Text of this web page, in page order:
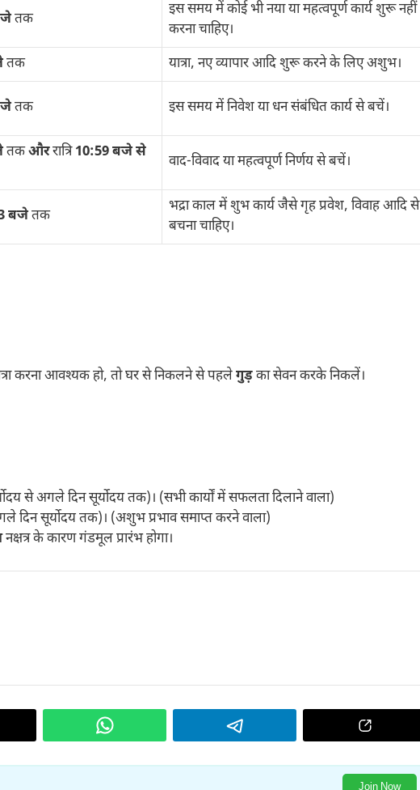
तक
इस समय में कोई भी नया या महत्वपूर्ण कार्य शुरू नहीं
करना चाहिए।
तक
यात्रा, नए व्यापार आदि शुरू करने के लिए अशुभ।
तक इस समय में निवेश या धन संबंधित कार्य से बचें।
तकऔररात्रि10:59 बजे से
वाद-विवाद या महत्वपूर्ण निर्णय से बचें।
बजेतक
भद्रा काल में शुभ कार्य जैसे गृह प्रवेश, विवाह आदि से
बचना चाहिए।
करना आवश्यक हो, तो घर से निकलने से पहलेगुड़का सेवन करके निकलें।
से अगले दिन सूर्योदय तक)। (सभी कार्यों में सफलता दिलाने वाला)
दिन सूर्योदय तक)। (अशुभ प्रभाव समाप्त करने वाला)
नक्षत्र के कारण गंडमूल प्रारंभ होगा।